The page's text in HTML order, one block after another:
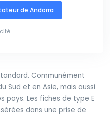
de Andorra
Communément
Sud et en Asie, mais aussi
pays. Les fiches de type E
dans une prise de